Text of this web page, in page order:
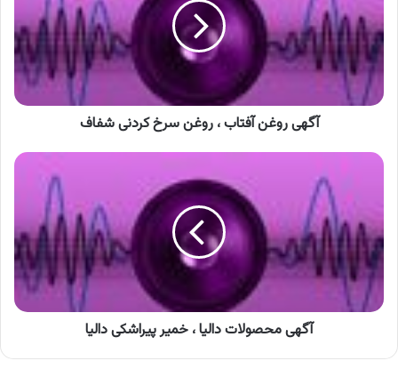
،
روغن
سرخ
کردنی
شفاف
آگهی روغن آفتاب ، روغن سرخ کردنی شفاف
آگهی
محصولات
،
خمیر
پیراشکی
دالیا
آگهی محصولات دالیا ، خمیر پیراشکی دالیا